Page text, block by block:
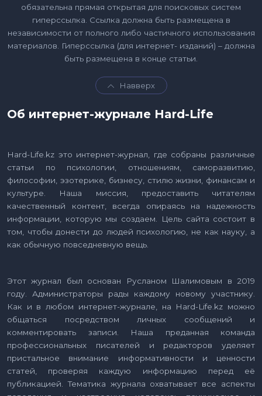
обязательна прямая открытая для поисковых систем
гиперссылка. Ссылка должна быть размещена в
независимости от полного либо частичного использования
материалов. Гиперссылка (для интернет- изданий) – должна
быть размещена в конце статьи.
Навверх
Об интернет-журнале Hard-Life
Hard-Life.kz это интернет-журнал, где собраны различные
статьи по психологии, отношениям, саморазвитию,
философии, эзотерике, бизнесу, стилю жизни, финансам и
культуре. Наша миссия, предоставить читателям
качественный контент, всегда опираясь на надежность
информации, которую мы создаем. Цель сайта состоит в
том, чтобы донести до людей психологию, не как науку, а
как обычную повседневную вещь.
Этот журнал был основан Русланом Шалимовым в 2019
году. Администраторы рады каждому новому участнику.
Как и в любом интернет-журнале, на Hard-Life.kz можно
общаться посредством личных сообщений и
комментировать записи. Наша преданная команда
профессиональных писателей и редакторов уделяет
пристальное внимание информативности и ценности
статей, проверяя каждую информацию перед её
публикацией. Тематика журнала охватывает все аспекты